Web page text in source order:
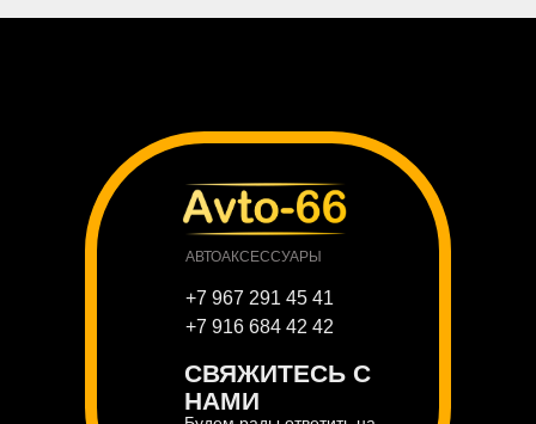
СВЯЖИТЕСЬ С
НАМИ
АВТОАКСЕССУАРЫ
+7 967 291 45 41
+7 916 684 42 42